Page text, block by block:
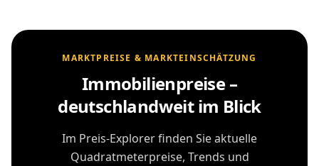
MARKTPREISE & MARKTEINSCHÄTZUNG
Immobilienpreise –
deutschlandweit im Blick
Im Preis-Explorer finden Sie aktuelle
Quadratmeterpreise, Trends und